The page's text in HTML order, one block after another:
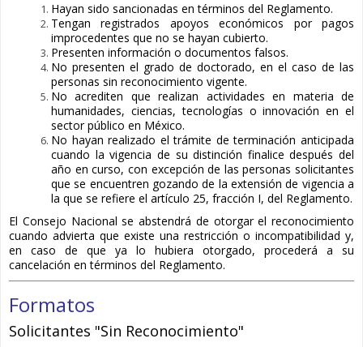
Hayan sido sancionadas en términos del Reglamento.
Tengan registrados apoyos económicos por pagos
improcedentes que no se hayan cubierto.
Presenten información o documentos falsos.
No presenten el grado de doctorado, en el caso de las
personas sin reconocimiento vigente.
No acrediten que realizan actividades en materia de
humanidades, ciencias, tecnologías o innovación en el
sector público en México.
No hayan realizado el trámite de terminación anticipada
cuando la vigencia de su distinción finalice después del
año en curso, con excepción de las personas solicitantes
que se encuentren gozando de la extensión de vigencia a
la que se refiere el artículo 25, fracción I, del Reglamento.
El Consejo Nacional se abstendrá de otorgar el reconocimiento
cuando advierta que existe una restricción o incompatibilidad y,
en caso de que ya lo hubiera otorgado, procederá a su
cancelación en términos del Reglamento.
Formatos
Solicitantes "Sin Reconocimiento"